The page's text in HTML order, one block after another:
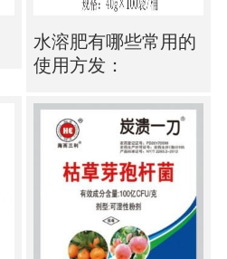
水溶肥有哪些常用的
使用方发：